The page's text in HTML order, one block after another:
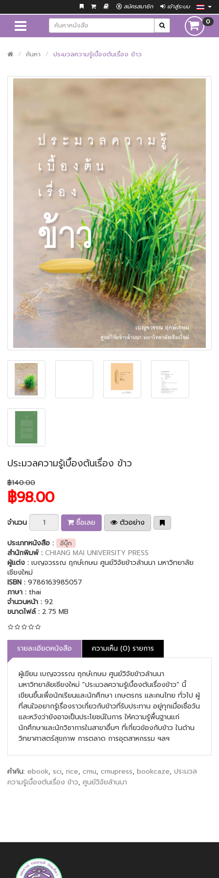
สมัครสมาชิก เข้าสู่ระบบ
0
ค้นหา ประมวลความรู้เบื้องต้นเรื่อง ข้าว
ประมวลความรู้เบื้องต้นเรื่อง ข้าว
฿140.00
฿98.00
จำนวน ซื้อเลย
ตัวอย่าง
ประเภทหนังสือ :
อีบุ๊ก
สำนักพิมพ์ : CHIANG MAI UNIVERSITY PRESS
ผู้แต่ง : เบญจวรรณ ฤกษ์เกษม ศูนย์วิจัยข้าวล้านนา มหาวิทยาลัย
เชียงใหม่
ISBN : 9786163985057
ภาษา : thai
จำนวนหน้า : 92
ขนาดไฟล์ : 2.75 MB
รายละเอียดหนังสือ ความเห็น (0) รายการ
ผู้เขียน เบญจวรรณ ฤกษ์เกษม ศูนย์วิจัยข้าวล้านนา
มหาวิทยาลัยเชียงใหม่ “ประมวลความรู้เบื้องต้นเรื่องข้าว” นี้
เขียนขึ้นเพื่อนักเรียนและนักศึกษา เกษตรกร และคนไทย ทั่วไป ผู้
ที่สนใจอยากรู้เรื่องราวเกี่ยวกับข้าวที่รับประทาน อยู่ทุกเมื่อเชื่อวัน
และหวังว่ายังอาจเป็นประโยชน์ในการ ให้ความรู้พื้นฐานแก่
นักศึกษาและนักวิชาการในสาขาอื่นๆ ที่เกี่ยวข้องกับข้าว ในด้าน
วิทยาศาสตร์สุขภาพ การตลาด การอุตสาหกรรม ฯลฯ
คำค้น: ebook, sci, rice, cmu, cmupress, bookcaze, ประมวล
ความรู้เบื้องต้นเรื่อง ข้าว, ศูนย์วิจัยล้านนา